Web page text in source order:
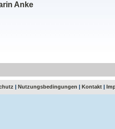
Anke
| Nutzungsbedingungen | Kontakt |